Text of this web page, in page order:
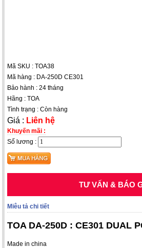
Mã SKU : TOA38
Mã hàng : DA-250D CE301
Bảo hành : 24 tháng
Hãng : TOA
Tình trạng : Còn hàng
Giá : Liên hệ
Khuyến mãi :
Số lương :
TƯ VẤN & BÁO
Miêu tả chi tiết
TOA DA-250D : CE301 DUAL
Made in china